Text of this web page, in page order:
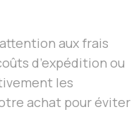
aux frais
d’expédition ou
les
achat pour éviter